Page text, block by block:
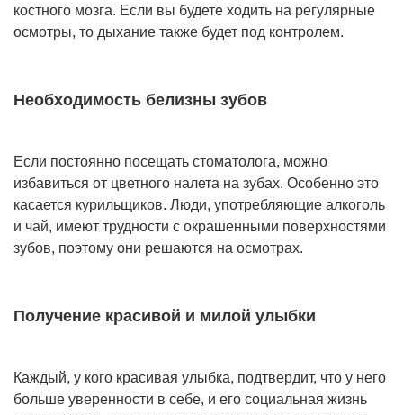
костного мозга. Если вы будете ходить на регулярные
осмотры, то дыхание также будет под контролем.
Необходимость белизны зубов
Если постоянно посещать стоматолога, можно
избавиться от цветного налета на зубах. Особенно это
касается курильщиков. Люди, употребляющие алкоголь
и чай, имеют трудности с окрашенными поверхностями
зубов, поэтому они решаются на осмотрах.
Получение красивой и милой улыбки
Каждый, у кого красивая улыбка, подтвердит, что у него
больше уверенности в себе, и его социальная жизнь